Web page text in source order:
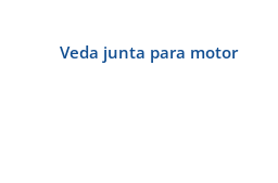
Veda junta para motor